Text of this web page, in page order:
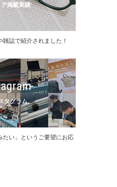
掲載実績
誌で紹介されました！
タグラム
たい」というご要望にお応